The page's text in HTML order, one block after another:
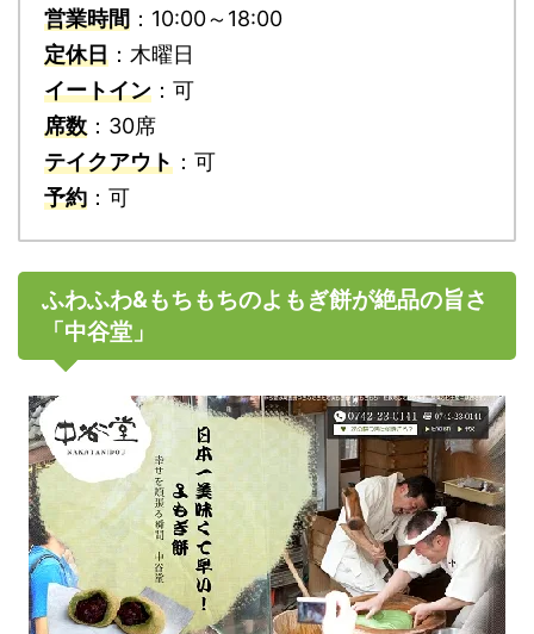
営業時間 ：10:00～18:00
定休日 ：木曜日
イートイン ：可
席数 ：30席
テイクアウト ：可
予約 ：可
ふわふわ&もちもちのよもぎ餅が絶品の旨さ
「中谷堂」